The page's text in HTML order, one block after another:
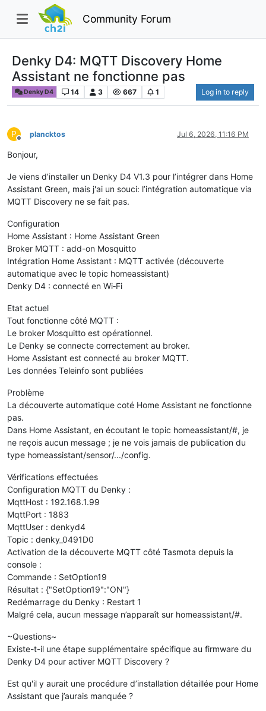
Community Forum
Denky D4: MQTT Discovery Home
Assistant ne fonctionne pas
Denky D4 14 3 667 1 Log in to reply
P
Offline
plancktos Jul 6, 2026, 11:16 PM
Bonjour,
Je viens d’installer un Denky D4 V1.3 pour l’intégrer dans Home
Assistant Green, mais j'ai un souci: l’intégration automatique via
MQTT Discovery ne se fait pas.
Configuration
Home Assistant : Home Assistant Green
Broker MQTT : add-on Mosquitto
Intégration Home Assistant : MQTT activée (découverte
automatique avec le topic homeassistant)
Denky D4 : connecté en Wi‑Fi
Etat actuel
Tout fonctionne côté MQTT :
Le broker Mosquitto est opérationnel.
Le Denky se connecte correctement au broker.
Home Assistant est connecté au broker MQTT.
Les données Teleinfo sont publiées
Problème
La découverte automatique coté Home Assistant ne fonctionne
pas.
Dans Home Assistant, en écoutant le topic homeassistant/#, je
ne reçois aucun message ; je ne vois jamais de publication du
type homeassistant/sensor/.../config.
Vérifications effectuées
Configuration MQTT du Denky :
MqttHost : 192.168.1.99
MqttPort : 1883
MqttUser : denkyd4
Topic : denky_0491D0
Activation de la découverte MQTT côté Tasmota depuis la
console :
Commande : SetOption19
Résultat : {"SetOption19":"ON"}
Redémarrage du Denky : Restart 1
Malgré cela, aucun message n’apparaît sur homeassistant/#.
~Questions~
Existe-t-il une étape supplémentaire spécifique au firmware du
Denky D4 pour activer MQTT Discovery ?
Est qu'il y aurait une procédure d’installation détaillée pour Home
Assistant que j’aurais manquée ?